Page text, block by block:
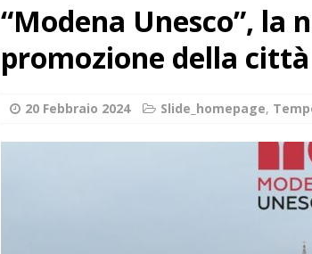
“Modena Unesco”, la
promozione della città
20 Febbraio 2024 Slide_homepage,